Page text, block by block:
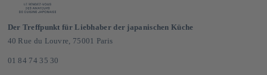
Der Treffpunkt für Liebhaber der japanischen Küche
40 Rue du Louvre, 75001 Paris
01 84 74 35 30